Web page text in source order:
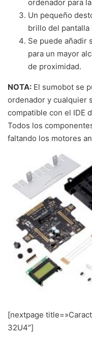
ordenador para
Un pequeño
brillo del pantalla
Se puede añadir
para un mayor
de proximidad.
NOTA: El sumobot se
ordenador y cualquier
compatible con el IDE
Todos los
faltando los motores
[nextpage
32U4″]